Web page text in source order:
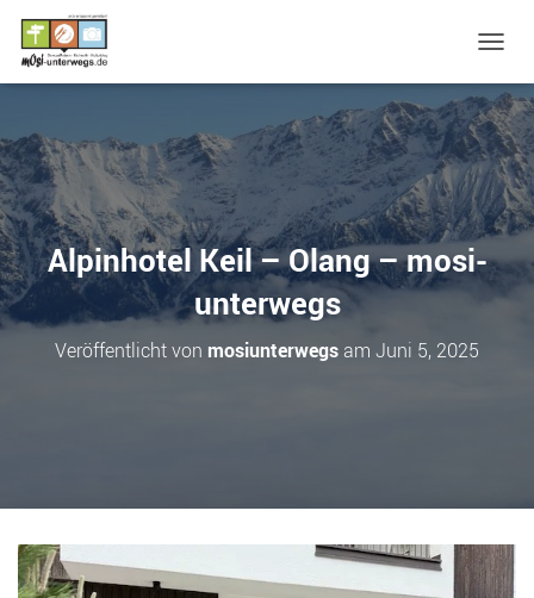
A
V
I
G
A
T
I
O
N
Alpinhotel Keil – Olang – mosi-
unterwegs
Veröffentlicht von mosiunterwegs am Juni 5, 2025